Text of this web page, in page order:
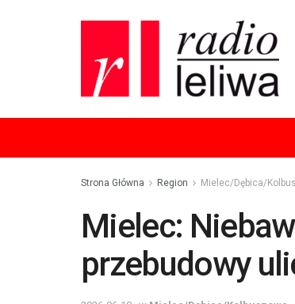
Strona Główna Region Mielec/Dębica/
Mielec:
przebudowy